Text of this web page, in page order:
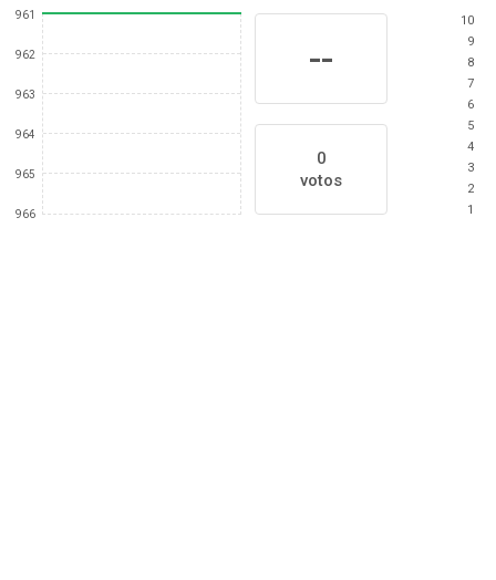
961
962
963
964
965
966
--
0
votos
10
9
8
7
6
5
4
3
2
1